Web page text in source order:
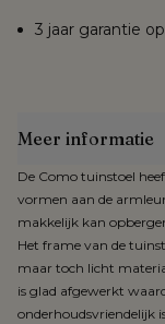
3 jaar garantie
Meer informatie
De Como tuinstoel
vormen aan de
makkelijk kan
Het frame van de
maar toch licht
is glad afgewerkt
onderhoudsvriendelijk